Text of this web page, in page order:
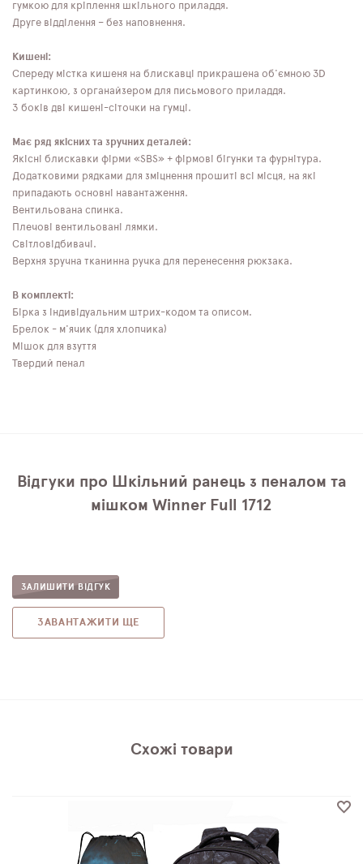
гумкою для кріплення шкільного приладдя.
Друге відділення – без наповнення.
Кишені:
Спереду містка кишеня на блискавці прикрашена об'ємною 3D
картинкою, з органайзером для письмового приладдя.
З боків дві кишені-сіточки на гумці.
Має ряд якісних та зручних деталей:
Якісні блискавки фірми «SBS» + фірмові бігунки та фурнітура.
Додатковими рядками для зміцнення прошиті всі місця, на які
припадають основні навантаження.
Вентильована спинка.
Плечові вентильовані лямки.
Світловідбивачі.
Верхня зручна тканинна ручка для перенесення рюкзака.
В комплекті:
Бірка з індивідуальним штрих-кодом та описом.
Брелок - м'ячик (для хлопчика)
Мішок для взуття
Твердий пенал
Відгуки про Шкільний ранець з пеналом та
мішком Winner Full 1712
ЗАЛИШИТИ ВІДГУК
ЗАВАНТАЖИТИ ЩЕ
Схожі товари